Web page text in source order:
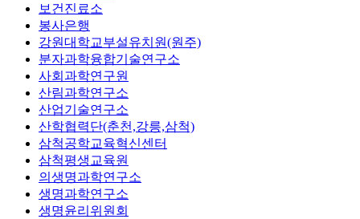
보건진료소
봉사은행
강원대학교부설유치원(원주)
분자과학융합기술연구소
사회과학연구원
산림과학연구소
산업기술연구소
산학협력단(춘천,강릉,삼척)
삼척공학교육혁신센터
삼척평생교육원
의생명과학연구소
생명과학연구소
생명윤리위원회